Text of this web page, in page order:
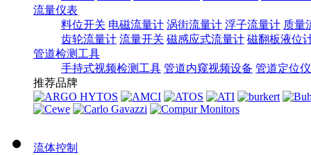
流量仪表
料位开关 电磁流量计 涡街流量计 浮子流量计 质量
齿轮流量计 流量开关 磁感应式流量计 磁翻板液位
管道检测工具
手持式视频检测工具 管道内窥视频设备 管道定位仪
推荐品牌
流体控制